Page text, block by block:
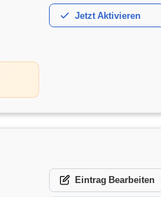
Jetzt Aktivieren
Eintrag Bearbeiten